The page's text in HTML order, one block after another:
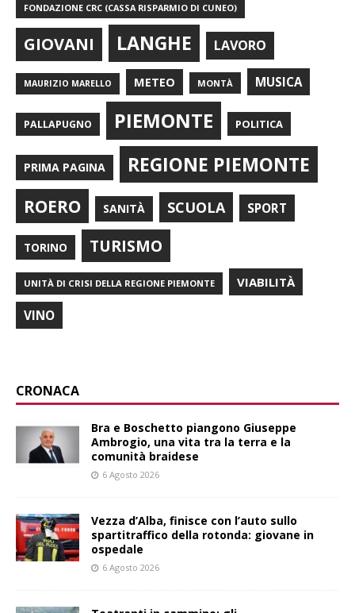
FONDAZIONE CRC (CASSA RISPARMIO DI CUNEO)
GIOVANI LANGHE LAVORO
MAURIZIO MARELLO METEO MONTÀ MUSICA
PALLAPUGNO PIEMONTE POLITICA
PRIMA PAGINA REGIONE PIEMONTE
ROERO SANITÀ SCUOLA SPORT
TORINO TURISMO
UNITÀ DI CRISI DELLA REGIONE PIEMONTE VIABILITÀ
VINO
CRONACA
Bra e Boschetto piangono Giuseppe
Ambrogio, una vita tra la terra e la
comunità braidese
6 Agosto 2026
Vezza d’Alba, finisce con l’auto sullo
spartitraffico della rotonda: giovane in
ospedale
6 Agosto 2026